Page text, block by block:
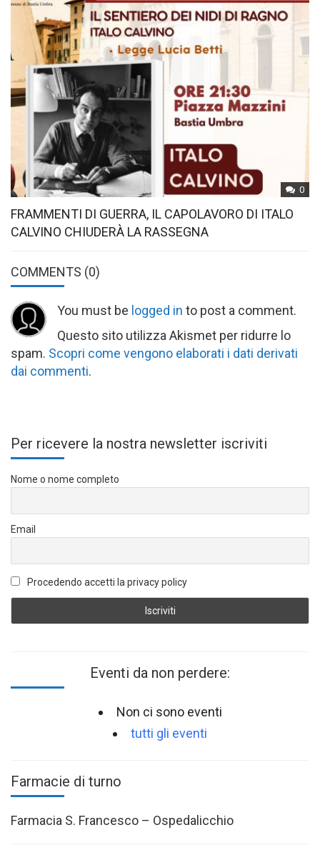
0
FRAMMENTI DI GUERRA, IL CAPOLAVORO DI ITALO
CALVINO CHIUDERÀ LA RASSEGNA
COMMENTS (0)
You must be logged in to post a comment.
Questo sito utilizza Akismet per ridurre lo
spam. Scopri come vengono elaborati i dati derivati
dai commenti.
Per ricevere la nostra newsletter iscriviti
Nome o nome completo
Email
Procedendo accetti la privacy policy
Eventi da non perdere:
Non ci sono eventi
tutti gli eventi
Farmacie di turno
Farmacia S. Francesco – Ospedalicchio